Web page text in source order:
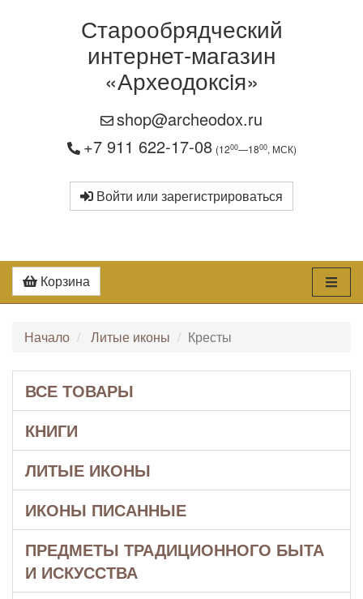
Старообрядческий
интернет-магазин
«Археодоксiя»
shop@archeodox.ru
+7 911 622-17-08 (1200—1800, МСК)
Войти или зарегистрироваться
Корзина
Начало Литые иконы Кресты
ВСЕ ТОВАРЫ
КНИГИ
ЛИТЫЕ ИКОНЫ
ИКОНЫ ПИСАННЫЕ
ПРЕДМЕТЫ ТРАДИЦИОННОГО БЫТА
И ИСКУССТВА